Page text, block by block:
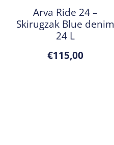
Arva Ride 24 –
Skirugzak Blue denim
24 L
€115,00